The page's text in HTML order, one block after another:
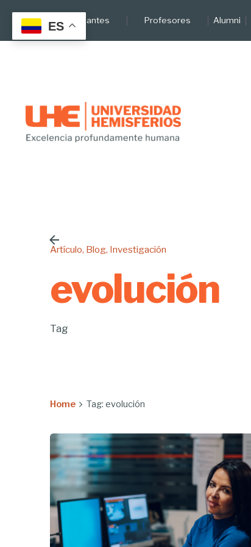
content
Estudiantes Profesores Alumni
Artículo Blog Investigación
evolución
Tag
Home Tag: evolución
ES